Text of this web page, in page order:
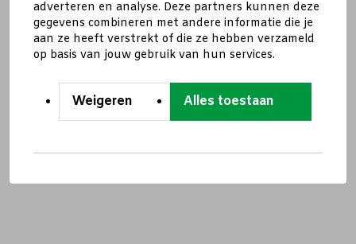
adverteren en analyse. Deze partners kunnen deze
gegevens combineren met andere informatie die je
aan ze heeft verstrekt of die ze hebben verzameld
op basis van jouw gebruik van hun services.
Weigeren Alles toestaan